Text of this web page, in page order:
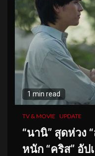
1 min read
TV & MOVIE UPDATE
“นานิ” สุดห่วง
หนัก “คริส” อัป